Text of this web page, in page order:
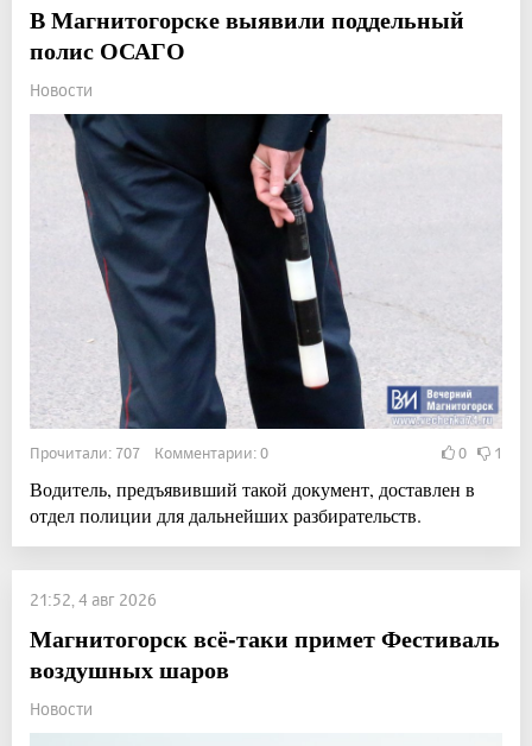
В Магнитогорске выявили поддельный
полис ОСАГО
Новости
Прочитали: 707 Комментарии: 0 0 1
Водитель, предъявивший такой документ, доставлен в
отдел полиции для дальнейших разбирательств.
21:52, 4 авг 2026
Магнитогорск всё-таки примет Фестиваль
воздушных шаров
Новости